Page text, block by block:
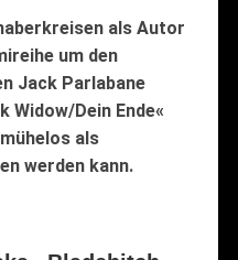
als Autor
um den
Jack Parlabane
Widow/Dein Ende«
als
werden kann.